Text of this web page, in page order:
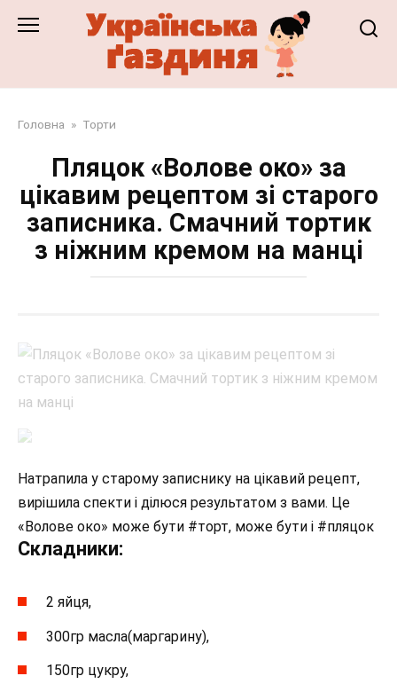
Головна » Торти
Пляцок «Волове око» за
цікавим рецептом зі старого
записника. Смачний тортик
з ніжним кремом на манці
Натрапила у старому записнику на цікавий рецепт,
вирішила спекти і ділюся результатом з вами. Це
«Волове око» може бути #торт, може бути і #пляцок
Складники:
2 яйця,
300гр масла(маргарину),
150гр цукру,